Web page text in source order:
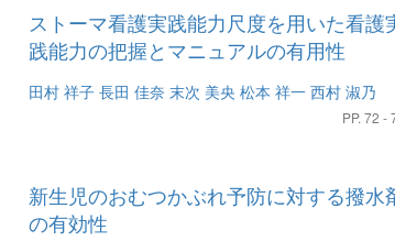
ストーマ看護実践能力尺度を用いた看護
践能力の把握とマニュアルの有用性
田村 祥子 長田 佳奈 末次 美央 松本 祥一 西村 淑乃
PP. 72 -
新生児のおむつかぶれ予防に対する撥水
の有効性